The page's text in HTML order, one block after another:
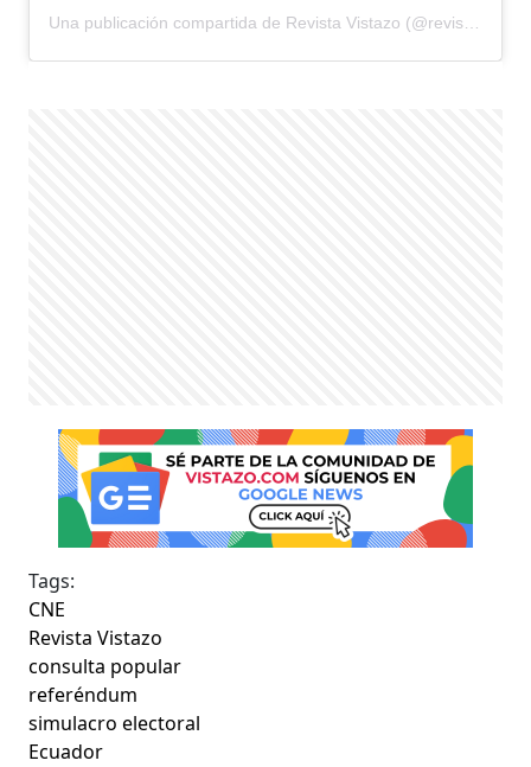
Una publicación compartida de Revista Vistazo (@revistavistazo.ec)
Tags:
CNE
Revista Vistazo
consulta popular
referéndum
simulacro electoral
Ecuador